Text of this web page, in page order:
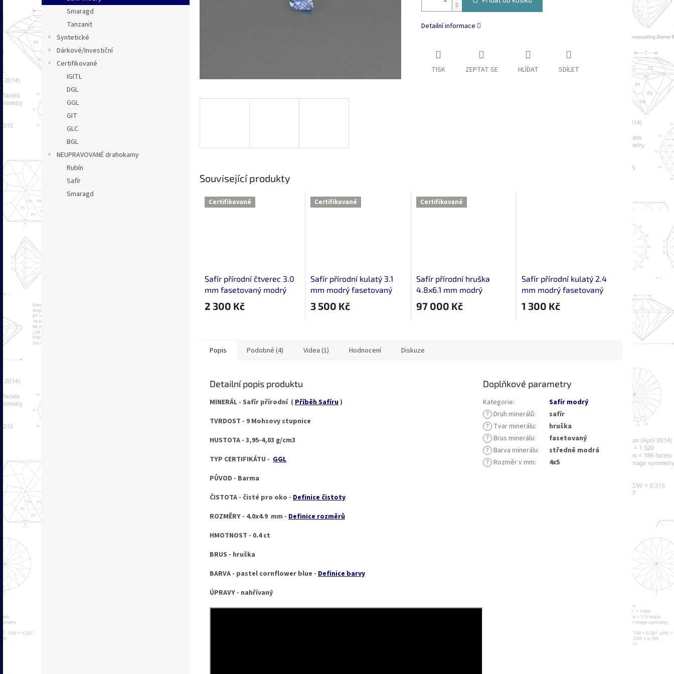
n
e
l
Smaragd
Tanzanit
Syntetické
Dárkové/Investiční
Certifikované
IGITL
DGL
GGL
GIT
GLC
BGL
NEUPRAVOVANÉ drahokamy
Rubín
Safír
Smaragd
Detailní informace
TISK ZEPTAT SE HLÍDAT SDÍLET
Související produkty
Certifikované
Safír přírodní čtverec 3.0
mm fasetovaný modrý
2 300 Kč
Certifikované
Safír přírodní kulatý 3.1
mm modrý fasetovaný
3 500 Kč
Certifikované
Safír přírodní hruška
4.8x6.1 mm modrý
fasetovaný, bez úprav
97 000 Kč
Safír přírodní kulatý 2.4
mm modrý fasetovaný
1 300 Kč
Popis Podobné (4) Videa (1) Hodnocení Diskuze
Detailní popis produktu
MINERÁL - Safír přírodní ( Příběh Safíru)
TVRDOST - 9 Mohsovy stupnice
HUSTOTA - 3,95-4,03 g/cm3
TYP CERTIFIKÁTU - GGL
PŮVOD - Barma
ČISTOTA - čisté pro oko - Definice čistoty
ROZMĚRY - 4.0x4.9 mm - Definice rozměrů
HMOTNOST - 0.4 ct
BRUS - hruška
BARVA - pastel cornflower blue - Definice barvy
ÚPRAVY - nahřívaný
Doplňkové parametry
Kategorie:
Safír modrý
? Druh minerálů:
safír
? Tvar minerálu:
hruška
? Brus minerálu:
fasetovaný
? Barva minerálu:
středně modrá
? Rozměr v mm: 4x5